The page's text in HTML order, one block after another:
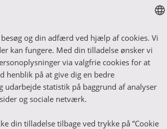
til ergoterapeut
ENGLISH
DANISH
og din adfærd ved hjælp af cookies. Vi
kan fungere. Med din tilladelse ønsker vi
via valgfrie cookies for at
henblik på at give dig en bedre
statistik på baggrund af analyser
og sociale netværk.
din tilladelse tilbage ved trykke på ”Cookie